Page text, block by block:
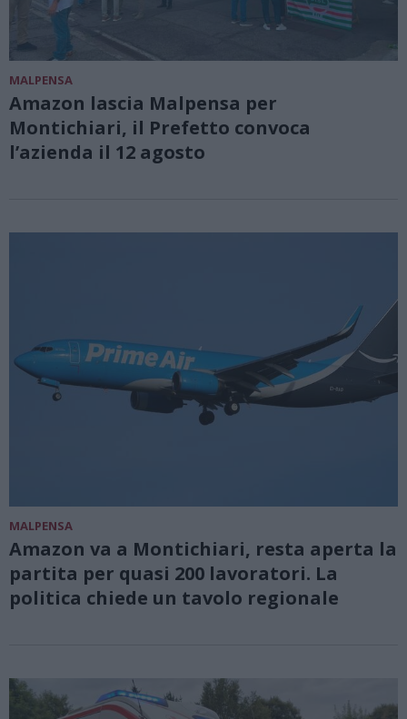
MALPENSA
Amazon lascia Malpensa per
Montichiari, il Prefetto convoca
l’azienda il 12 agosto
MALPENSA
Amazon va a Montichiari, resta aperta la
partita per quasi 200 lavoratori. La
politica chiede un tavolo regionale